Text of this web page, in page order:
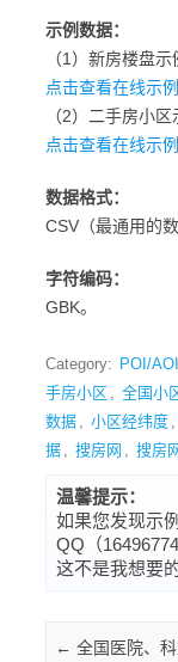
示例数据：
（1）新房楼盘
点击查看在线示
（2）二手房小
点击查看在线示
数据格式：
CSV（最通用的
字符编码：
GBK。
Category: POI/AOI
手房小区 , 全国小
数据 , 小区经纬度 ,
据 , 搜房网 , 搜房
温馨提示：
如果您发现示
QQ（
这不是我想要
Post navigation
← 全国医院、